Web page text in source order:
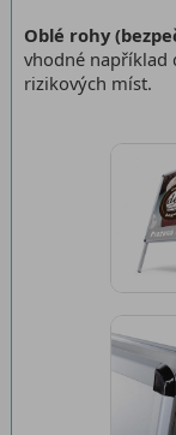
Oblé rohy
vhodné například
rizikových míst.